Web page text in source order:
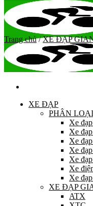
XE ĐẠP
PHÂN
Xe
Xe
Xe
Xe
Xe
Xe
Xe
XE ĐẠP
ATX
Trang chủ / XE ĐẠP